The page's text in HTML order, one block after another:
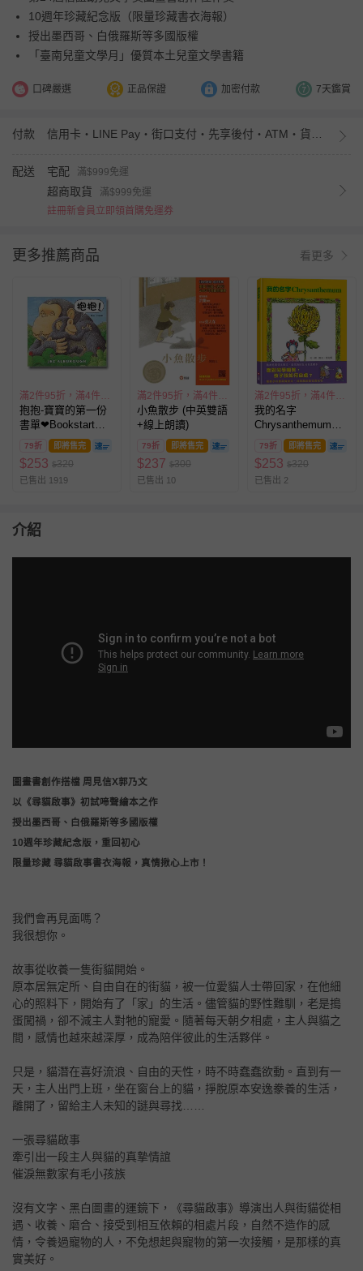
10週年珍藏紀念版（限量珍藏書衣海報）
授出墨西哥、白俄羅斯等多國版權
「臺南兒童文學月」優質本土兒童文學書籍
口碑嚴選 正品保證 加密付款 7天鑑賞
付款
配送 宅配 滿$999免運
超商取貨
滿$999免運
註冊新會員立即領首購免運券
更多推薦商品 看更多
滿2件95折，滿4件89折
抱抱-寶寶的第一份
書單❤Bookstart閱
讀起步走推薦
79折 即將售完
$253 $320
已售出 1919
滿2件95折，滿4件89折
小魚散步 (中英雙語
+線上朗讀)
79折 即將售完
$237 $300
已售出 10
滿2件95折，滿4件89折
我的名字
Chrysanthemum（面
對同學嘲笑，孩子該
如何自處？）
79折 即將售完
$253 $320
已售出 2
介紹
圖畫書創作搭檔 周見信X郭乃文
以《尋貓啟事》初試啼聲繪本之作
授出墨西哥、白俄羅斯等多國版權
10週年珍藏紀念版，重回初心
限量珍藏 尋貓啟事書衣海報，真情揪心上市！
我們會再見面嗎？
我很想你。
故事從收養一隻街貓開始。
原本居無定所、自由自在的街貓，被一位愛貓人士帶回家，在他細
心的照料下，開始有了「家」的生活。儘管貓的野性難馴，老是搗
蛋闖禍，卻不減主人對牠的寵愛。隨著每天朝夕相處，主人與貓之
間，感情也越來越深厚，成為陪伴彼此的生活夥伴。
只是，貓潛在喜好流浪、自由的天性，時不時蠢蠢欲動。直到有一
天，主人出門上班，坐在窗台上的貓，掙脫原本安逸豢養的生活，
離開了，留給主人未知的謎與尋找……
一張尋貓啟事
牽引出一段主人與貓的真摯情誼
催淚無數家有毛小孩族
沒有文字、黑白圖畫的運鏡下，《尋貓啟事》導演出人與街貓從相
遇、收養、磨合、接受到相互依賴的相處片段，自然不造作的感
情，令養過寵物的人，不免想起與寵物的第一次接觸，是那樣的真
實美好。